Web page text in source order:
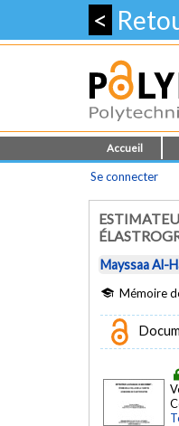
<
Accueil
Se connecter
Mayssaa Al-
Mémoire